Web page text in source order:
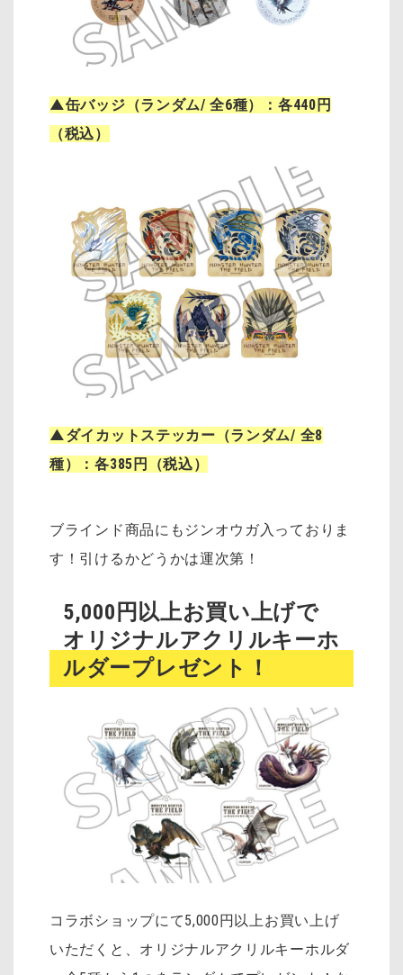
▲缶バッジ（ランダム/ 全6種）：各440円
（税込）
▲ダイカットステッカー（ランダム/ 全8
種）：各385円（税込）
ブラインド商品にもジンオウガ入っておりま
す！引けるかどうかは運次第！
5,000円以上お買い上げで
オリジナルアクリルキーホ
ルダープレゼント！
コラボショップにて5,000円以上お買い上げ
いただくと、オリジナルアクリルキーホルダ